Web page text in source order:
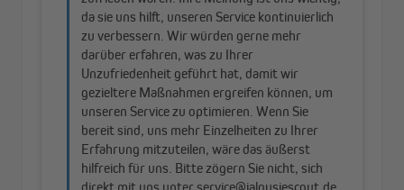
Fenster montieren, dass es auch bei gekipptem Fenster nicht